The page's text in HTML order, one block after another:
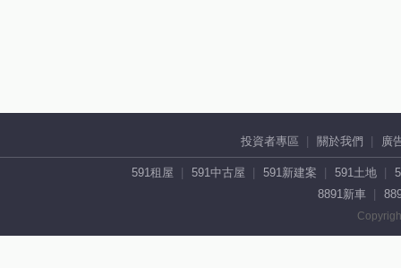
投資者專區 關於我們 廣
591租屋 591中古屋 591新建案 591土地
8891新車